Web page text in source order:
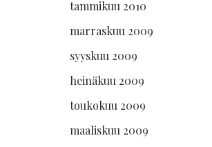
tammikuu 2010
marraskuu 2009
syyskuu 2009
heinäkuu 2009
toukokuu 2009
maaliskuu 2009